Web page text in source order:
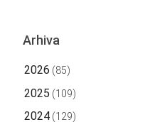
Arhiva
2026 (85)
2025 (109)
2024(129)